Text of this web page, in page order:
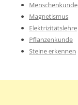
Menschenkunde
Magnetismus
Elektrizitätslehre
Pflanzenkunde
Steine erkennen